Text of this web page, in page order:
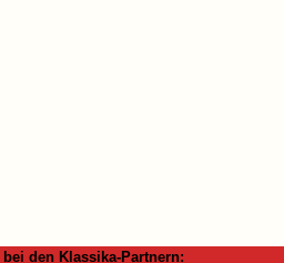
den Klassika-Partnern: